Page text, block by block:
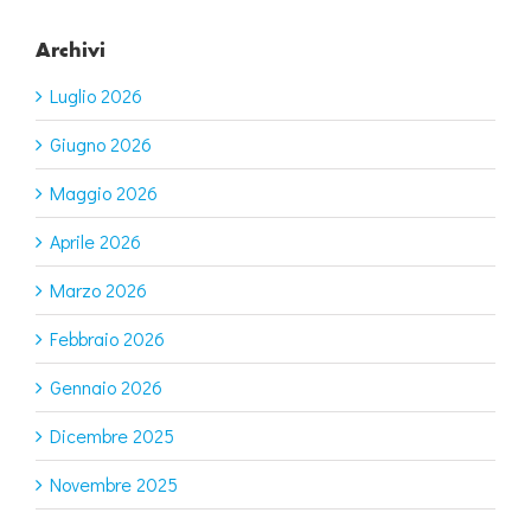
Archivi
Luglio 2026
Giugno 2026
Maggio 2026
Aprile 2026
Marzo 2026
Febbraio 2026
Gennaio 2026
Dicembre 2025
Novembre 2025